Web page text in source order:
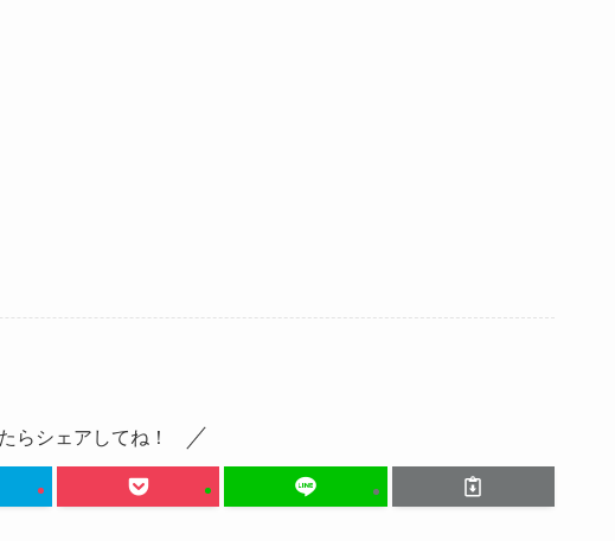
らシェアしてね！